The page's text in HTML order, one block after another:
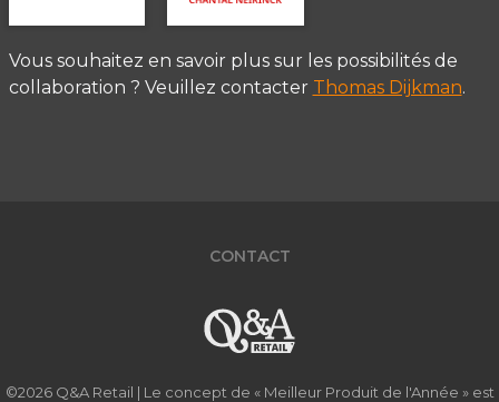
Vous souhaitez en savoir plus sur les possibilités de
collaboration ? Veuillez contacter Thomas Dijkman.
CONTACT
©2026 Q&A Retail | Le concept de « Meilleur Produit de l'Année » est